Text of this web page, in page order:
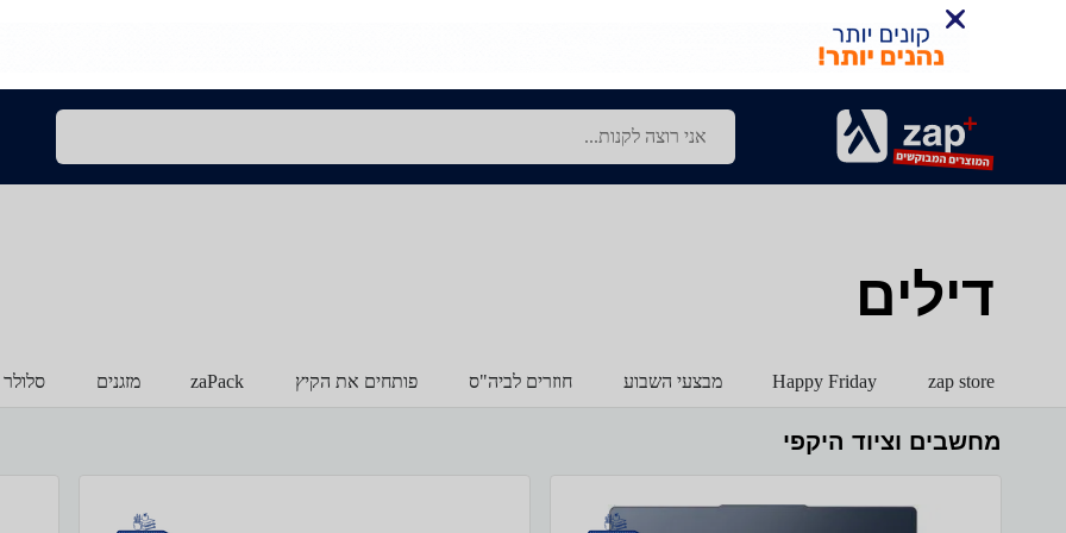
דילים
zap store
Happy Friday מבצעי השבוע חוזרים לביה"ס פותחים את הקיץ zaPack מזגנים
מחשבים וציוד היקפי